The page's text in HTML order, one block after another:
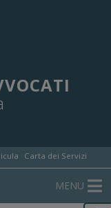
Carta dei Servizi
MENU